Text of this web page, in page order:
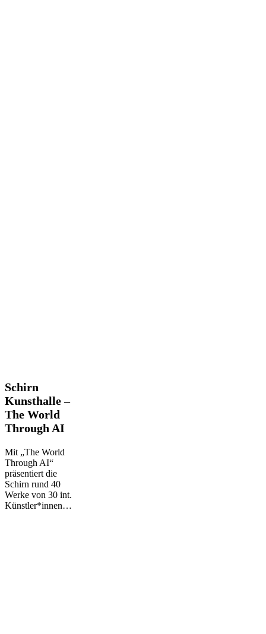
Schirn
Kunsthalle
–
The
World
AI
Schirn
Kunsthalle –
The World
Through AI
Mit „The World
Through AI“
präsentiert die
Schirn rund 40
Werke von 30 int.
Künstler*innen…